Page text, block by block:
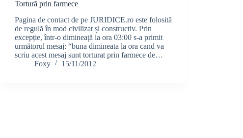
Tortură prin farmece
Pagina de contact de pe JURIDICE.ro este folosită
de regulă în mod civilizat și constructiv. Prin
excepție, într-o dimineață la ora 03:00 s-a primit
următorul mesaj: “buna dimineata la ora cand va
scriu acest mesaj sunt torturat prin farmece de…
Foxy
15/11/2012